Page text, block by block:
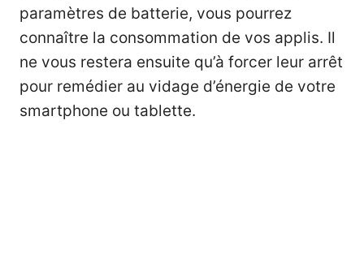
paramètres de batterie, vous pourrez
connaître la consommation de vos applis. Il
ne vous restera ensuite qu’à forcer leur arrêt
pour remédier au vidage d’énergie de votre
smartphone ou tablette.